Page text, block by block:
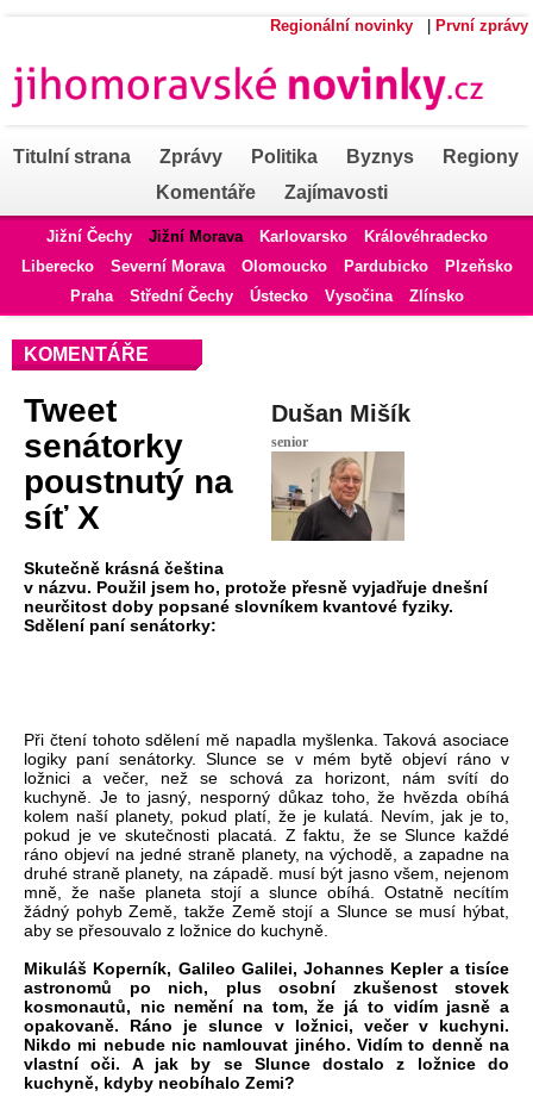
Regionální novinky První zprávy
Titulní strana Zprávy Politika Byznys
Regiony
Komentáře
Zajímavosti
Jižní Čechy Jižní Morava Karlovarsko
Královéhradecko
Liberecko
Severní Morava Olomoucko Pardubicko
Plzeňsko
Praha
Střední Čechy Ústecko Vysočina Zlínsko
KOMENTÁŘE
Dušan Mišík
senior
Tweet
senátorky
poustnutý na
síť X
Skutečně krásná čeština
v názvu. Použil jsem ho, protože přesně vyjadřuje dnešní
neurčitost doby popsané slovníkem kvantové fyziky.
Sdělení paní senátorky:
Při čtení tohoto sdělení mě napadla myšlenka. Taková asociace
logiky paní senátorky. Slunce se v mém bytě objeví ráno v
ložnici a večer, než se schová za horizont, nám svítí do
kuchyně. Je to jasný, nesporný důkaz toho, že hvězda obíhá
kolem naší planety, pokud platí, že je kulatá. Nevím, jak je to,
pokud je ve skutečnosti placatá. Z faktu, že se Slunce každé
ráno objeví na jedné straně planety, na východě, a zapadne na
druhé straně planety, na západě. musí být jasno všem, nejenom
mně, že naše planeta stojí a slunce obíhá. Ostatně necítím
žádný pohyb Země, takže Země stojí a Slunce se musí hýbat,
aby se přesouvalo z ložnice do kuchyně.
Mikuláš Koperník, Galileo Galilei, Johannes Kepler a tisíce
astronomů po nich, plus osobní zkušenost stovek
kosmonautů, nic nemění na tom, že já to vidím jasně a
opakovaně. Ráno je slunce v ložnici, večer v kuchyni.
Nikdo mi nebude nic namlouvat jiného. Vidím to denně na
vlastní oči. A jak by se Slunce dostalo z ložnice do
kuchyně, kdyby neobíhalo Zemi?